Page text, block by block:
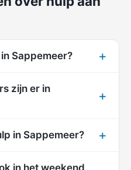
Sappemeer?
zijn er in
in Sappemeer?
in het weekend